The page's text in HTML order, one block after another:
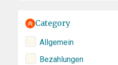
Category
Allgemein
Bezahlungen